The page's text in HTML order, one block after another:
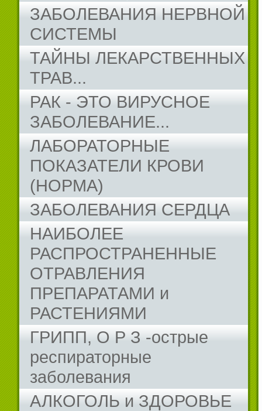
ЗАБОЛЕВАНИЯ НЕРВНОЙ
СИСТЕМЫ
ТАЙНЫ ЛЕКАРСТВЕННЫХ
ТРАВ...
РАК - ЭТО ВИРУСНОЕ
ЗАБОЛЕВАНИЕ...
ЛАБОРАТОРНЫЕ
ПОКАЗАТЕЛИ КРОВИ
(НОРМА)
ЗАБОЛЕВАНИЯ СЕРДЦА
НАИБОЛЕЕ
РАСПРОСТРАНЕННЫЕ
ОТРАВЛЕНИЯ
ПРЕПАРАТАМИ и
РАСТЕНИЯМИ
ГРИПП, О Р З -острые
респираторные
заболевания
АЛКОГОЛЬ и ЗДОРОВЬЕ